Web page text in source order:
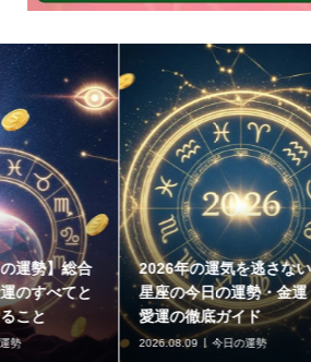
ない！各
運・恋
今日の運勢で幸運を掴む！12
星座別の総合運・恋愛運・金
運と気をつけること
2026.08.08 今日の運勢